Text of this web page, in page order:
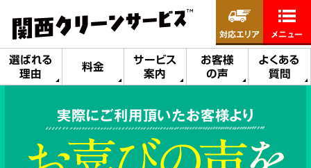
選ばれる
理由
料金
サービス
案内
お客様
の声
よくある
質問
対応エリア メニュー
実際にご利用頂いたお客様より